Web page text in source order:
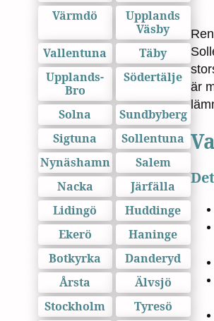
Värmdö
Upplands
Väsby
Vallentuna
Täby
Upplands-
Bro
Södertälje
Solna
Sundbyberg
Sigtuna
Sollentuna
Nynäshamn
Salem
Nacka
Järfälla
Lidingö
Huddinge
Ekerö
Haninge
Botkyrka
Danderyd
Årsta
Älvsjö
Stockholm
Tyresö
är